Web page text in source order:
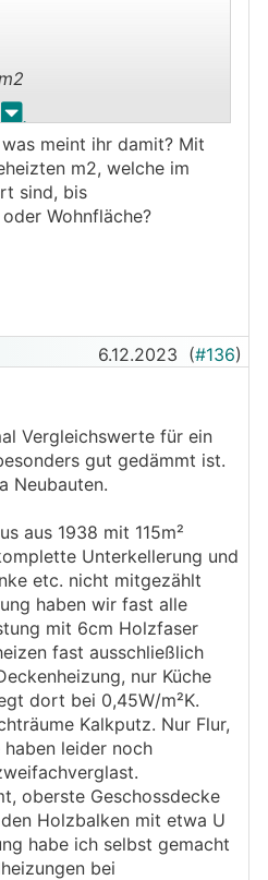
.
meint ihr damit? Mit
m2, welche im
sind, bis
Wohnfläche?
6.12.2023 (#136)
Vergleichswerte für ein
gut gedämmt ist.
Neubauten.
aus 1938 mit 115m²
Unterkellerung und
etc. nicht mitgezählt
haben wir fast alle
mit 6cm Holzfaser
fast ausschließlich
nur Küche
dort bei 0,45W/m²K.
Kalkputz. Nur Flur,
haben leider noch
oberste Geschossdecke
Holzbalken mit etwa U
habe ich selbst gemacht
bei